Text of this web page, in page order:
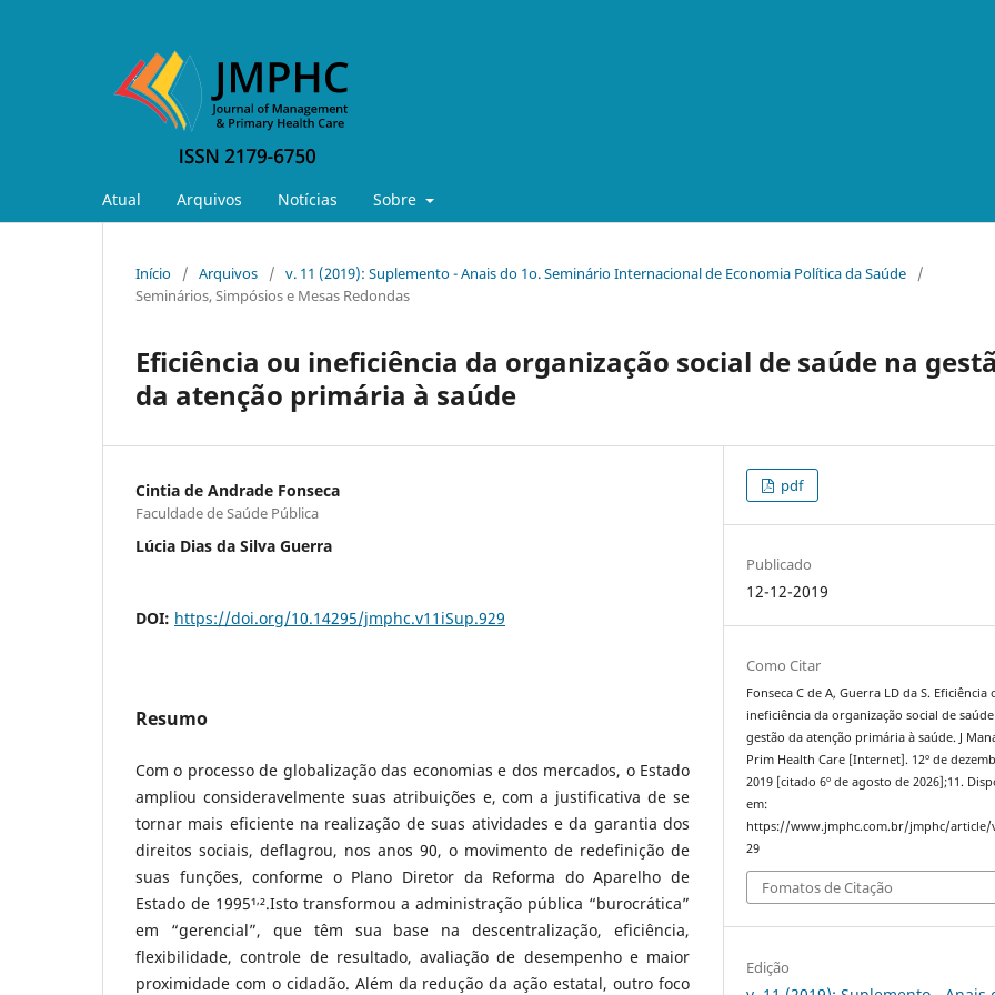
Atual Arquivos Notícias Sobre
Início / Arquivos / v. 11 (2019): Suplemento - Anais do 1o. Seminário Internacional de Economia Política da Saúde
/
Seminários, Simpósios e Mesas Redondas
Eficiência ou ineficiência da organização social de saúde na
da atenção primária à saúde
Cintia de Andrade Fonseca
Faculdade de Saúde Pública
Lúcia Dias da Silva Guerra
DOI: https://doi.org/10.14295/jmphc.v11iSup.929
Resumo
Com o processo de globalização das economias e dos mercados, o Estado
ampliou consideravelmente suas atribuições e, com a justificativa de se
tornar mais eficiente na realização de suas atividades e da garantia dos
direitos sociais, deflagrou, nos anos 90, o movimento de redefinição de
suas funções, conforme o Plano Diretor da Reforma do Aparelho de
Estado de 1995¹,².Isto transformou a administração pública “burocrática”
em “gerencial”, que têm sua base na descentralização, eficiência,
flexibilidade, controle de resultado, avaliação de desempenho e maior
proximidade com o cidadão. Além da redução da ação estatal, outro foco
pdf
Publicado
12-12-2019
Como Citar
Fonseca C de A, Guerra LD da S. Eficiência
ineficiência da organização social de
gestão da atenção primária à saúde. J
Prim Health Care [Internet]. 12º de
2019 [citado 6º de agosto de 2026];11.
em:
https://www.jmphc.com.br/jmphc/article/
29
Fomatos de Citação
Edição